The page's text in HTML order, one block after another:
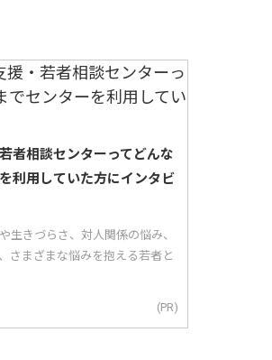
者相談センターってどんな
利用していた方にインタビ
生きづらさ、対人関係の悩み、
さまざまな悩みを抱える若者と
(PR)